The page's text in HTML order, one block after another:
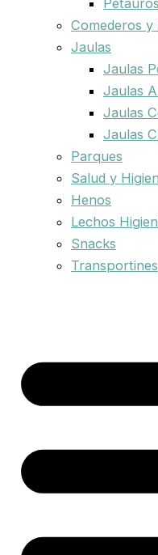
Petauros
Comederos y
Jaulas
Jaulas
Jaulas
Jaulas
Jaulas
Parques
Salud y
Henos
Lechos
Snacks
Transportines